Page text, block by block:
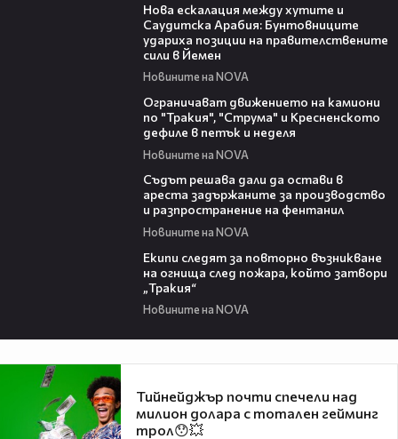
Нова ескалация между хутите и
Саудитска Арабия: Бунтовниците
удариха позиции на правителствените
сили в Йемен
Новините на NOVA
Ограничават движението на камиони
по "Тракия", "Струма" и Кресненското
дефиле в петък и неделя
Новините на NOVA
Съдът решава дали да остави в
ареста задържаните за производство
и разпространение на фентанил
Новините на NOVA
Екипи следят за повторно възникване
на огнища след пожара, който затвори
„Тракия“
Новините на NOVA
Тийнейджър почти спечели над
милион долара с тотален гейминг
трол😯💥